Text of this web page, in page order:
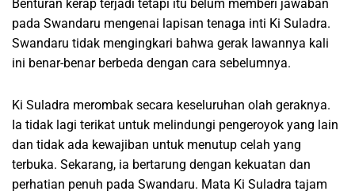
Benturan kerap terjadi tetapi itu belum memberi jawaban
pada Swandaru mengenai lapisan tenaga inti Ki Suladra.
Swandaru tidak mengingkari bahwa gerak lawannya kali
ini benar-benar berbeda dengan cara sebelumnya.
Ki Suladra merombak secara keseluruhan olah geraknya.
Ia tidak lagi terikat untuk melindungi pengeroyok yang lain
dan tidak ada kewajiban untuk menutup celah yang
terbuka. Sekarang, ia bertarung dengan kekuatan dan
perhatian penuh pada Swandaru. Mata Ki Suladra tajam